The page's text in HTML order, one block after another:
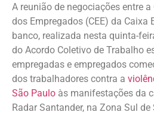
A reunião de negociações entre
dos Empregados (CEE) da Caixa
banco, realizada nesta quinta-
do Acordo Coletivo de Trabalho
empregadas e empregados
dos trabalhadores contra a
São Paulo às manifestações da
Radar Santander, na Zona Sul de